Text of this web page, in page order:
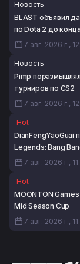
Новость
BLAST объявил
по Dota 2 до
7 авг. 2026 г.,
Новость
Pimp
турниров по CS2
7 авг. 2026 г.,
Hot
DianFengYaoGuai
Legends: Bang
7 авг. 2026 г.,
Hot
MOONTON
Mid Season Cup
7 авг. 2026 г.,